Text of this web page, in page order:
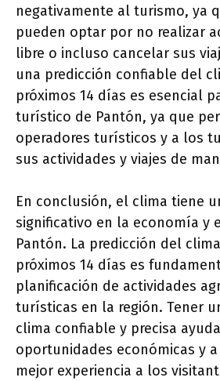
negativamente al turismo, ya
pueden optar por no realizar
libre o incluso cancelar sus
una predicción confiable del
próximos 14 días es esencial
turístico de Pantón, ya que
operadores turísticos y a los
sus actividades y viajes de
En conclusión, el clima tiene
significativo en la economía y
Pantón. La predicción del
próximos 14 días es
planificación de actividades
turísticas en la región. Tener
clima confiable y precisa
oportunidades económicas y
mejor experiencia a los